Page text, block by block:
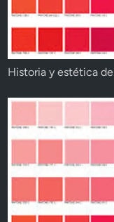
Historia y estética